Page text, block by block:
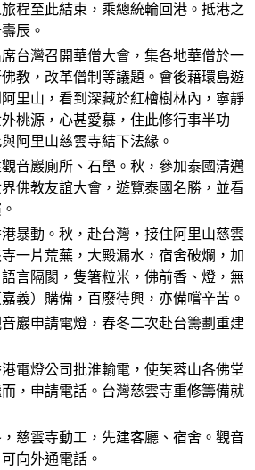
程至此結束，乘總統輪回港。抵港之
辰。
台灣召開華僧大會，集各地華僧於一
教，改革僧制等議題。會後藉環島遊
里山，看到深藏於紅檜樹林內，寧靜
桃源，心甚愛慕，住此修行事半功
阿里山慈雲寺結下法緣。
音巖廁所、石壆。秋，參加泰國清邁
佛教友誼大會，遊覽泰國名勝，並看
暴動。秋，赴台灣，接住阿里山慈雲
一片荒蕪，大殿漏水，宿舍破爛，加
語言隔閡，隻箸粒米，佛前香、燈，無
義）購備，百廢待興，亦備嚐辛苦。
巖申請電燈，春冬二次赴台籌劃重建
電燈公司批淮輸電，使芙蓉山各佛堂
，申請電話。台灣慈雲寺重修籌備就
慈雲寺動工，先建客廳、宿舍。觀音
向外通電話。